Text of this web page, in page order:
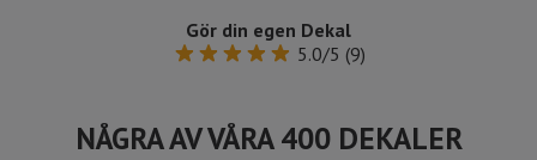
Gör din egen Dekal
5.0/5 (9)
NÅGRA AV VÅRA 400 DEKALER